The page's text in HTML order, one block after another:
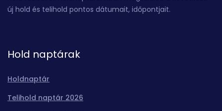
új hold és telihold pontos dátumait, időpontjait.
Hold naptárak
Holdnaptár
Telihold naptár 2026